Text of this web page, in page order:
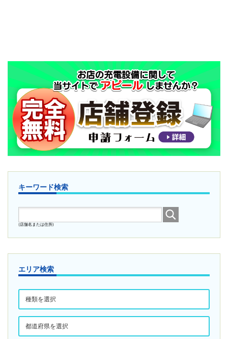
キーワード検索
(店舗名または住所)
エリア検索